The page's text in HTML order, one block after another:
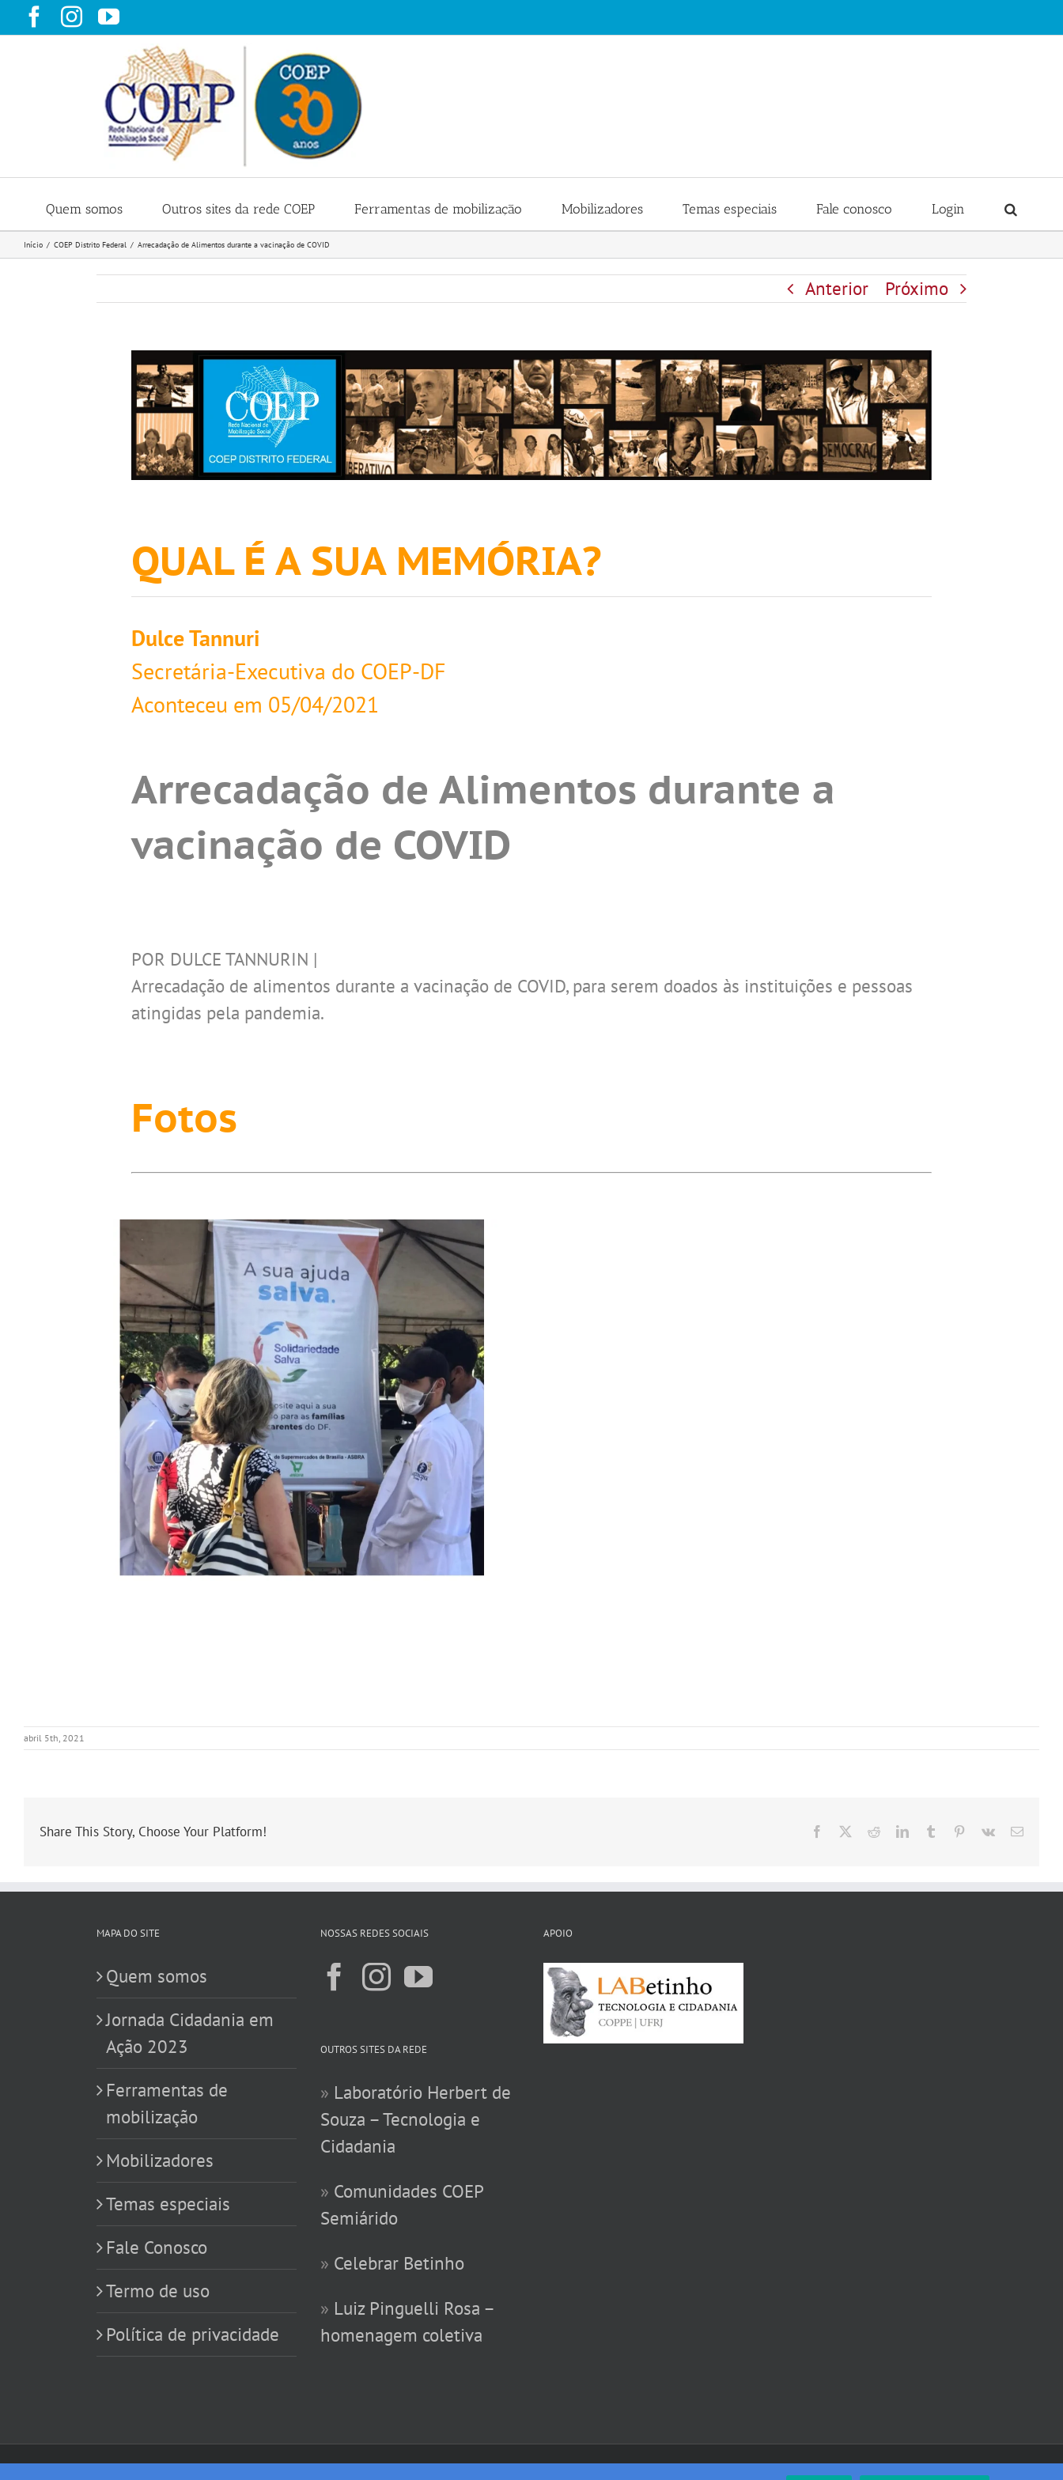
para
Facebook
Instagram
YouTube
Quem somos Outros sites da rede COEP Ferramentas de mobilização Mobilizadores Temas especiais Fale conosco Login
Início COEP Distrito Federal Arrecadação de Alimentos durante a vacinação de COVID
Anterior Próximo
QUAL É A SUA MEMÓRIA?
Dulce Tannuri
Secretária-Executiva do COEP-DF
Aconteceu em 05/04/2021
Arrecadação de Alimentos durante a
vacinação de COVID
POR DULCE TANNURIN |
Arrecadação de alimentos durante a vacinação de COVID, para serem doados às instituições e pessoas
atingidas pela pandemia.
Fotos
abril 5th, 2021
Share This Story, Choose Your Platform! Facebook RedditLinkedInTumblr Pinterest
Vk
E-
MAPA DO SITE
Quem somos
Jornada Cidadania em
Ação 2023
Ferramentas de
mobilização
Mobilizadores
Temas especiais
Fale Conosco
Termo de uso
Política de privacidade
NOSSAS REDES SOCIAIS
OUTROS SITES DA REDE
» Laboratório Herbert de
Souza – Tecnologia e
Cidadania
» Comunidades COEP
Semiárido
» Celebrar Betinho
» Luiz Pinguelli Rosa –
homenagem coletiva
APOIO